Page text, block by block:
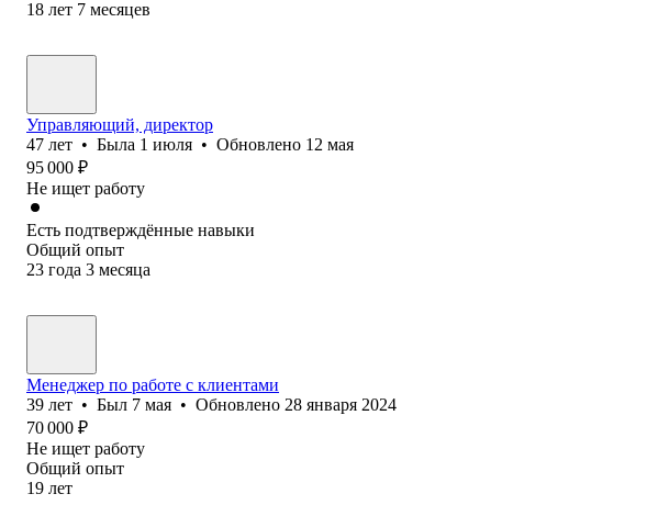
18 лет 7 месяцев
Управляющий, директор
47 лет • Была 1 июля • Обновлено 12 мая
95 000 ₽
Не ищет работу
Есть подтверждённые навыки
Общий опыт
23 года 3 месяца
Менеджер по работе с клиентами
39 лет • Был 7 мая • Обновлено 28 января 2024
70 000 ₽
Не ищет работу
Общий опыт
19 лет